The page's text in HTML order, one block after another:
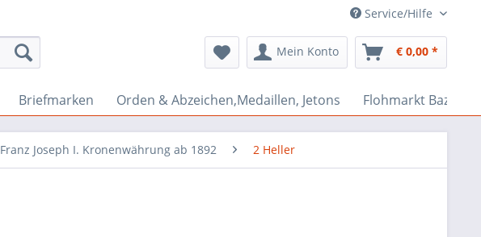
Service/Hilfe
Mein Konto € 0,00 *
Briefmarken Orden & Abzeichen,Medaillen, Jetons Flohmarkt Bazar
Franz Joseph I. Kronenwährung ab 1892 2 Heller